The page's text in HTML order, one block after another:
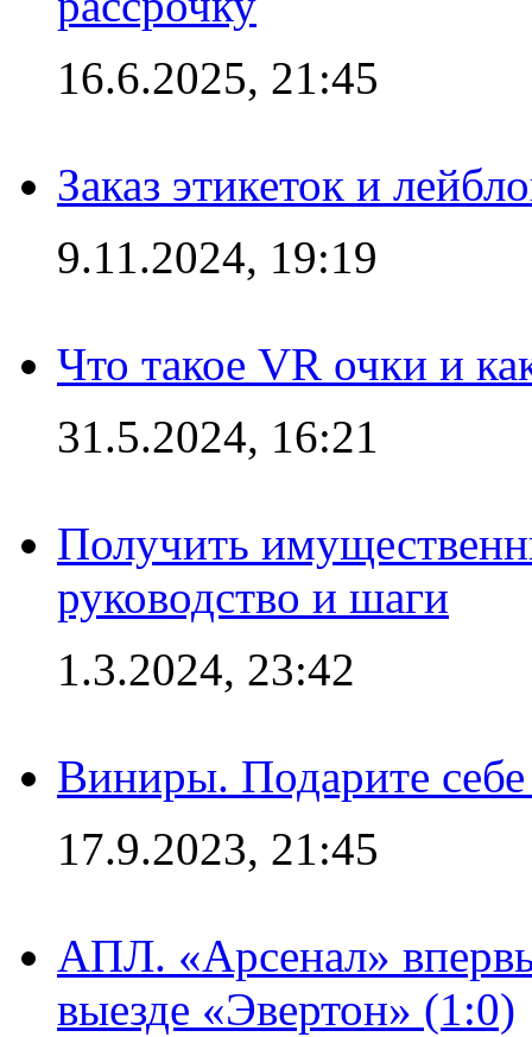
16.6.2025, 21:45
Заказ этикеток и
9.11.2024, 19:19
Что такое VR очки и
31.5.2024, 16:21
Получить
руководство и шаги
1.3.2024, 23:42
Виниры. Подарите
17.9.2023, 21:45
АПЛ. «Арсенал»
выезде «Эвертон» (1:0)